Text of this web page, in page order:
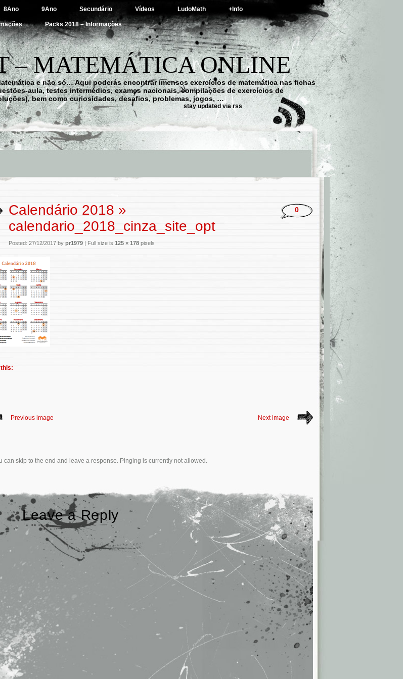
8Ano 9Ano Secundário Vídeos LudoMath +Info
Packs 2018 – Informações
– MATEMÁTICA ONLINE
e não só… Aqui poderás encontrar imensos exercícios de matemática nas fichas
aula, testes intermédios, exames nacionais, compilações de exercícios de
bem como curiosidades, desafios, problemas, jogos, …
stay updated via rss
Calendário 2018 »
calendario_2018_cinza_site_opt
Posted: 27/12/2017 by pr1979 | Full size is 125 × 178 pixels
0
Previous image Next image
can skip to the end and leave a response. Pinging is currently not allowed.
Leave a Reply